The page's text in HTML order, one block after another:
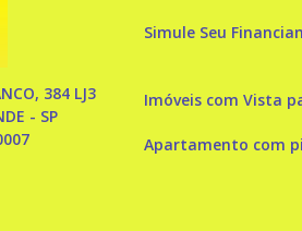
384 LJ3
- SP
Simule Seu
Imóveis com Vista
Apartamento com